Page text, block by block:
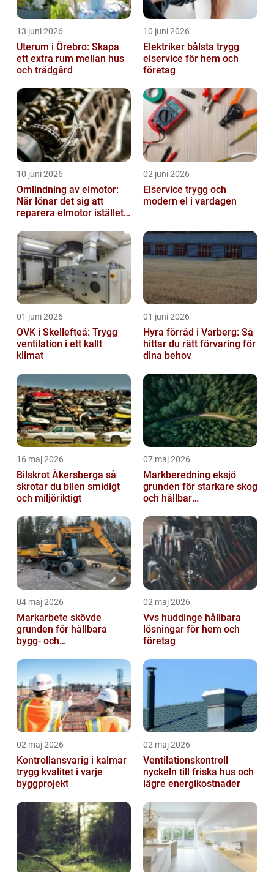
13 juni 2026
Uterum i Örebro: Skapa
ett extra rum mellan hus
och trädgård
10 juni 2026
Elektriker bålsta trygg
elservice för hem och
företag
10 juni 2026
Omlindning av elmotor:
När lönar det sig att
reparera elmotor istället
02 juni 2026
Elservice trygg och
modern el i vardagen
01 juni 2026
OVK i Skellefteå: Trygg
ventilation i ett kallt
klimat
01 juni 2026
Hyra förråd i Varberg: Så
hittar du rätt förvaring för
dina behov
16 maj 2026
Bilskrot Åkersberga så
skrotar du bilen smidigt
och miljöriktigt
07 maj 2026
Markberedning eksjö
grunden för starkare skog
och hållbar
04 maj 2026
Markarbete skövde
grunden för hållbara
bygg- och
02 maj 2026
Vvs huddinge hållbara
lösningar för hem och
företag
02 maj 2026
Kontrollansvarig i kalmar
trygg kvalitet i varje
byggprojekt
02 maj 2026
Ventilationskontroll
nyckeln till friska hus och
lägre energikostnader